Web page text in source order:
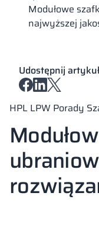
Modułowe
najwyższej
Udostępnij
HPL LPW Porady